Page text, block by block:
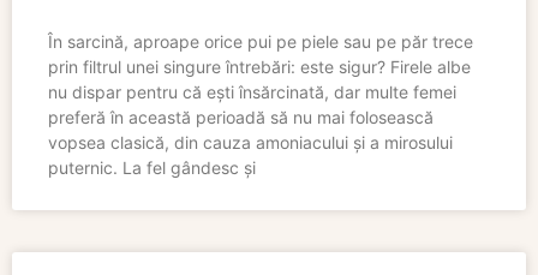
În sarcină, aproape orice pui pe piele sau pe păr trece
prin filtrul unei singure întrebări: este sigur? Firele albe
nu dispar pentru că ești însărcinată, dar multe femei
preferă în această perioadă să nu mai folosească
vopsea clasică, din cauza amoniacului și a mirosului
puternic. La fel gândesc și